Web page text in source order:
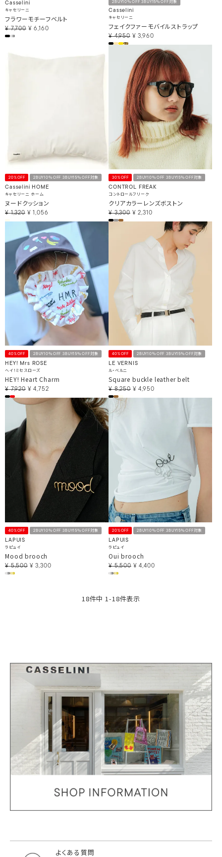
Casselini
キャセリーニ
フラワーモチーフベルト
¥ 7,700 ¥ 6,160
2BUY10％OFF 3BUY15％OFF対象
Casselini
キャセリーニ
フェイクファーモバイルストラップ
¥ 4,950 ¥ 3,960
20%OFF 2BUY10％OFF 3BUY15％OFF対象
Casselini HOME
キャセリーニ ホーム
ヌードクッション
¥ 1,320 ¥ 1,056
30%OFF 2BUY10％OFF 3BUY15％OFF対象
CONTROL FREAK
コントロールフリーク
クリアカラーレンズボストン
¥ 3,300 ¥ 2,310
40%OFF 2BUY10％OFF 3BUY15％OFF対象
HEY! Mrs ROSE
ヘイ！ミセスローズ
HEY! Heart Charm
¥ 7,920 ¥ 4,752
40%OFF 2BUY10％OFF 3BUY15％OFF対象
LE VERNIS
ル・ベルニ
Square buckle leather belt
¥ 8,250 ¥ 4,950
40%OFF 2BUY10％OFF 3BUY15％OFF対象
LAPUIS
ラピュイ
Mood brooch
¥ 5,500 ¥ 3,300
20%OFF 2BUY10％OFF 3BUY15％OFF対象
LAPUIS
ラピュイ
Oui brooch
¥ 5,500 ¥ 4,400
18件中 1-18件表示
よくある質問